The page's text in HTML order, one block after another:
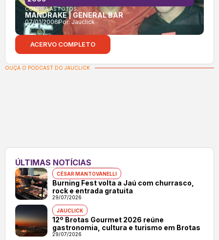
CONFIRA AS FOTOS:
MANDRAKE | GENERAL BAR
07/01/2006Por: Jauclick
ACERVO COMPLETO
OUÇA O PODCAST DO JAUCLICK
ÚLTIMAS NOTÍCIAS
CÉSAR MANTOVANELLI
Burning Fest volta a Jaú com churrasco,
rock e entrada gratuita
29/07/2026
JAUCLICK
12º Brotas Gourmet 2026 reúne
gastronomia, cultura e turismo em Brotas
29/07/2026